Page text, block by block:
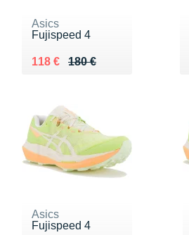
Asics
Fujispeed 4
180 €
Au lieu de 180 €
118 €
Vendu 118 €
Asics
Fujispeed 4